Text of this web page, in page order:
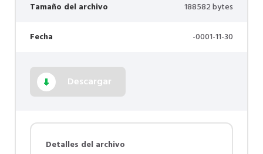
Tamaño del archivo 188582 bytes
Fecha -0001-11-30
Descargar
Detalles del archivo